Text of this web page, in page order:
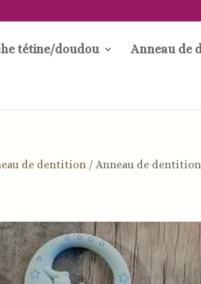
tétine/doudou Anneau de
de dentition / Anneau de